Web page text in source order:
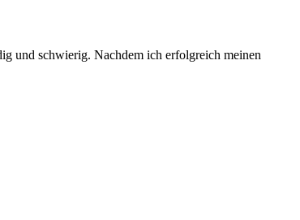
und schwierig. Nachdem ich erfolgreich meinen